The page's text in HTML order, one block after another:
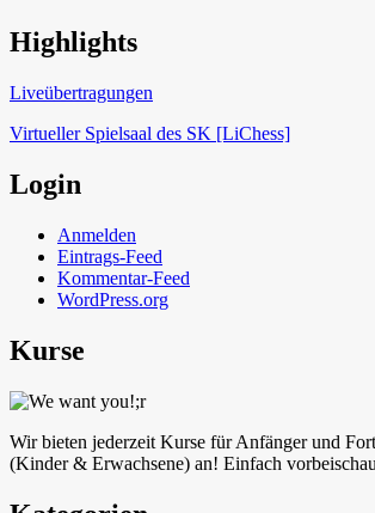
Schach in Lauffen
Highlights
Liveübertragungen
Virtueller Spielsaal des SK [LiChess]
Login
Anmelden
Eintrags-Feed
Kommentar-Feed
WordPress.org
Kurse
Wir bieten jederzeit Kurse für Anfänger und
(Kinder & Erwachsene) an! Einfach